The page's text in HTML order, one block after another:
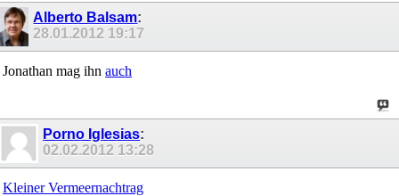
Alberto Balsam:
28.01.2012 19:17
Jonathan mag ihn auch
Porno Iglesias:
02.02.2012 13:28
Kleiner Vermeernachtrag